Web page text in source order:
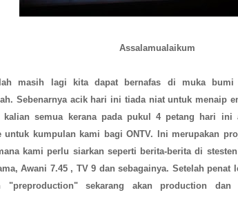
Assalamualaikum
masih lagi kita dapat bernafas di muka
Sebenarnya acik hari ini tiada niat untuk menaip
kalian semua kerana pada pukul 4 petang hari ini
untuk kumpulan kami bagi ONTV. Ini merupakan
kami perlu siarkan seperti berita-berita di
Awani 7.45 , TV 9 dan sebagainya. Setelah penat
"preproduction" sekarang akan production